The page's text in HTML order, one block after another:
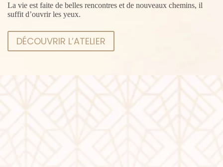
La vie est faite de belles rencontres et de nouveaux chemins, il
suffit d’ouvrir les yeux.
DÉCOUVRIR L’ATELIER